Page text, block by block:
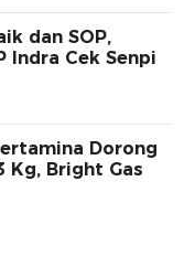
dan SOP,
Indra Cek Senpi
Dorong
Kg, Bright Gas